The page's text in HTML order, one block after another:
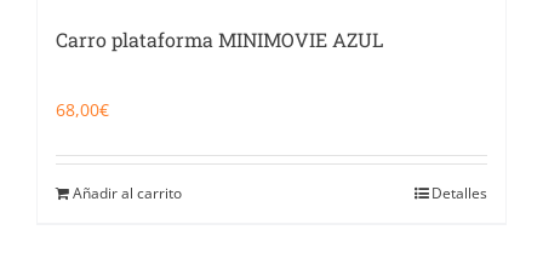
Carro plataforma MINIMOVIE AZUL
68,00€
Añadir al carrito Detalles